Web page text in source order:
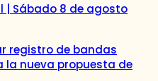
| Sábado 8 de agosto
registro de bandas
la nueva propuesta de